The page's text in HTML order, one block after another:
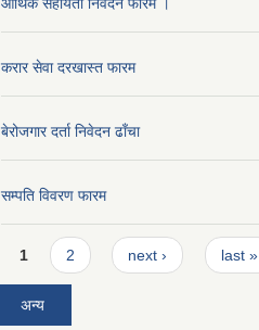
आर्थिक सहायता निवेदन फारम ।
करार सेवा दरखास्त फारम
बेरोजगार दर्ता निवेदन ढाँचा
सम्पति विवरण फारम
Pages
1 2 next › last »
अन्य